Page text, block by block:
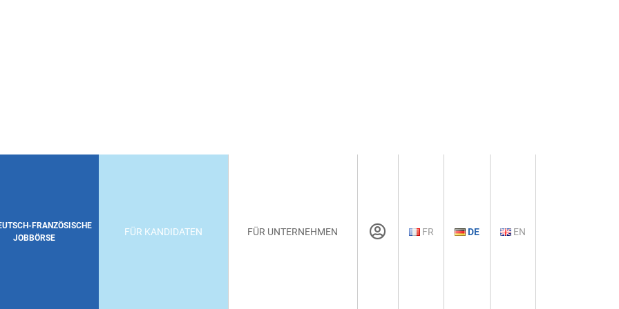
FRANZÖSISCHE
JOBBÖRSE
FÜR KANDIDATEN FÜR UNTERNEHMEN FR DE EN